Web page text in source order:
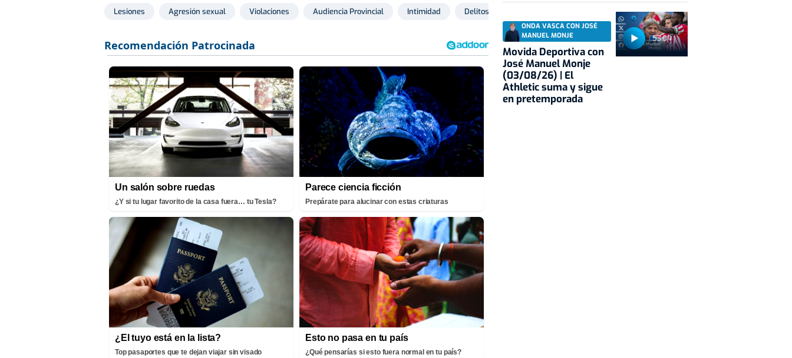
Lesiones Agresión sexual Violaciones Audiencia Provincial Intimidad Delitos
Un salón sobre ruedas
¿Y si tu lugar favorito de la casa fuera… tu Tesla?
Parece ciencia ficción
Prepárate para alucinar con estas criaturas
¿El tuyo está en la lista?
Top pasaportes que te dejan viajar sin visado
Esto no pasa en tu país
¿Qué pensarías si esto fuera normal en tu país?
53:04
ONDA VASCA CON JOSÉ
MANUEL MONJE
Movida Deportiva con
José Manuel Monje
(03/08/26) | El
Athletic suma y sigue
en pretemporada